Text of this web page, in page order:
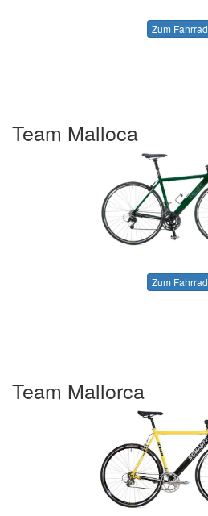
Zum Fahrrad
Team Malloca
Zum Fahrrad
Team Mallorca